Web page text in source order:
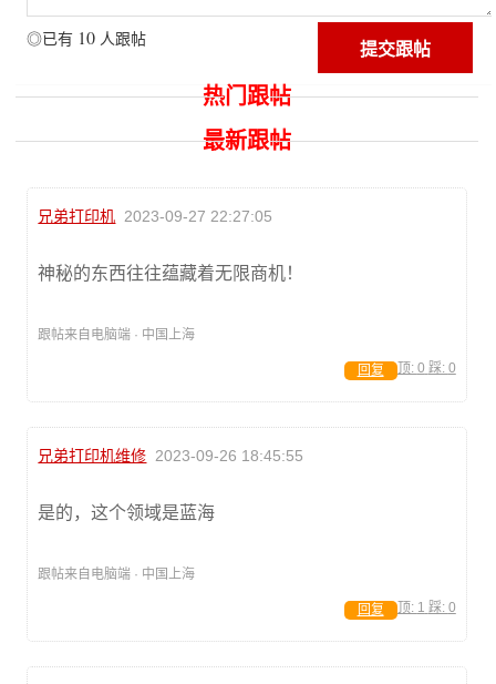
◎已有 10 人跟帖
热门跟帖
最新跟帖
兄弟打印机 2023-09-27 22:27:05
神秘的东西往往蕴藏着无限商机！
跟帖来自电脑端 · 中国上海
顶: 0 踩: 0
回复
兄弟打印机维修 2023-09-26 18:45:55
是的，这个领域是蓝海
跟帖来自电脑端 · 中国上海
顶: 1 踩: 0
回复